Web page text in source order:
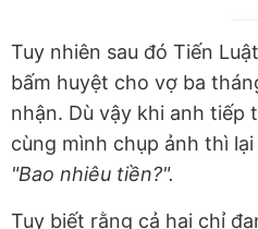
Tuy nhiên sau đó Tiến
bấm huyệt cho vợ ba
nhận. Dù vậy khi anh tiếp
cùng mình chụp ảnh thì
"Bao nhiêu tiền?".
Tuy biết rằng cả hai chỉ